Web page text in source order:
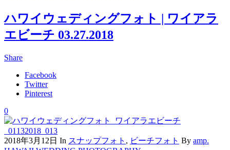
ハワイウェディングフォト | ワイアラ
エビーチ 03.27.2018
Share
Facebook
Twitter
Pinterest
0
2018年3月12日 In スナップフォト , ビーチフォト By amp.